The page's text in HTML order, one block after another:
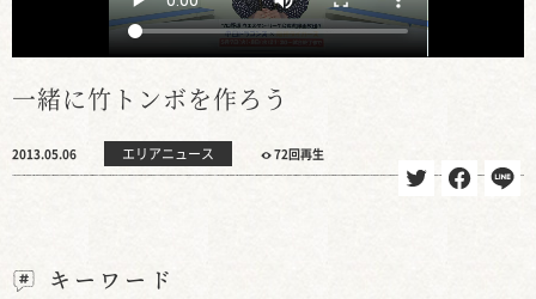
一緒に竹トンボを作ろう
2013.05.06 エリアニュース 72回再生
キーワード